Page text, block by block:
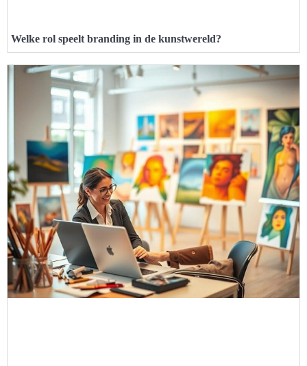
Welke rol speelt branding in de kunstwereld?